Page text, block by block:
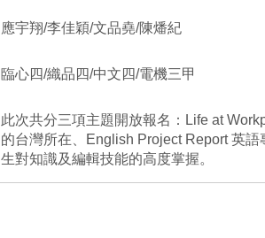
應宇翔/李佳穎/文品堯/陳燔紀
臨心四/織品四/中文四/電機三甲
此次共分三項主題開放報名：Life at
的台灣所在、English Project Report 英
生對知識及編輯技能的高度掌握。